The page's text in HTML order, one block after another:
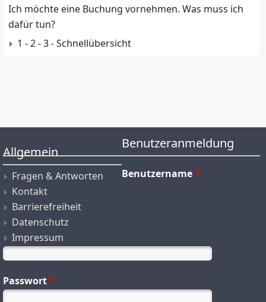
Ich möchte eine Buchung vornehmen. Was muss ich
dafür tun?
1 - 2 - 3 - Schnellübersicht
Allgemein
Fragen & Antworten
Kontakt
Barrierefreiheit
Datenschutz
Impressum
Benutzeranmeldung
Benutzername*
Passwort*